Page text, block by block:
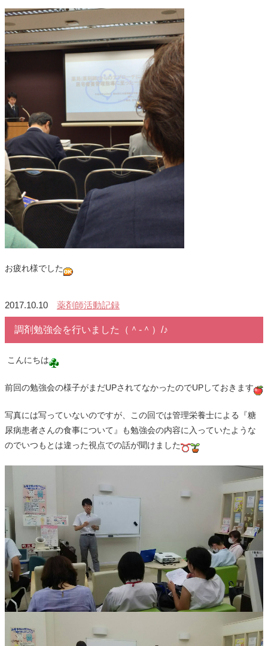
お疲れ様でした
2017.10.10 薬剤師活動記録
調剤勉強会を行いました（＾-＾）/♪
こんにちは
前回の勉強会の様子がまだUPされてなかったのでUPしておきます
写真には写っていないのですが、この回では管理栄養士による『糖
尿病患者さんの食事について』も勉強会の内容に入っていたような
のでいつもとは違った視点での話が聞けました